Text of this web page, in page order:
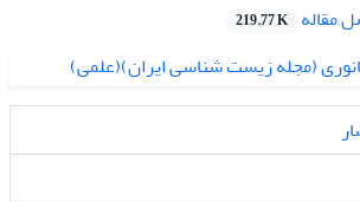
مقاله 219.77 K